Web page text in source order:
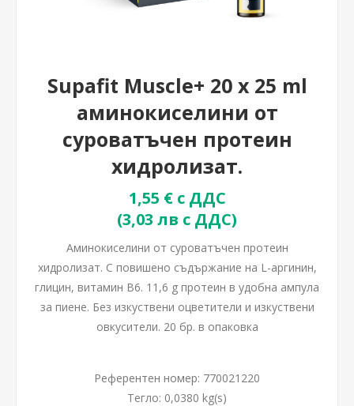
Supafit Muscle+ 20 x 25 ml
аминокиселини от
суроватъчен протеин
хидролизат.
1,55 € с ДДС
(3,03 лв с ДДС)
Аминокиселини от суроватъчен протеин
хидролизат. С повишено съдържание на L-аргинин,
глицин, витамин B6. 11,6 g протеин в удобна ампула
за пиене. Без изкуствени оцветители и изкуствени
овкусители. 20 бр. в опаковка
Референтен номер: 770021220
Тегло: 0,0380 kg(s)